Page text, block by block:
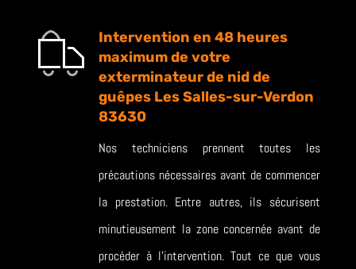
Intervention en 48 heures
maximum de votre
exterminateur de nid de
guêpes Les Salles-sur-Verdon
83630
Nos techniciens prennent toutes les
précautions nécessaires avant de commencer
la prestation. Entre autres, ils sécurisent
minutieusement la zone concernée avant de
procéder à l’intervention. Tout ce que vous